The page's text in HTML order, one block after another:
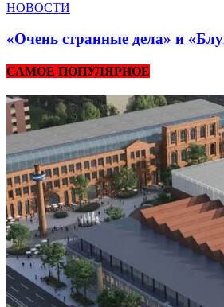
НОВОСТИ
«Очень странные дела» и
САМОЕ ПОПУЛЯРНОЕ